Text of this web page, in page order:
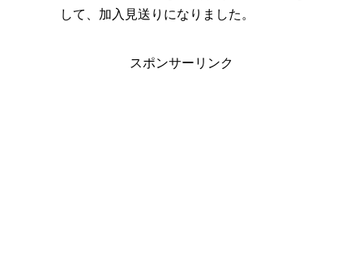
して、加入見送りになりました。
スポンサーリンク